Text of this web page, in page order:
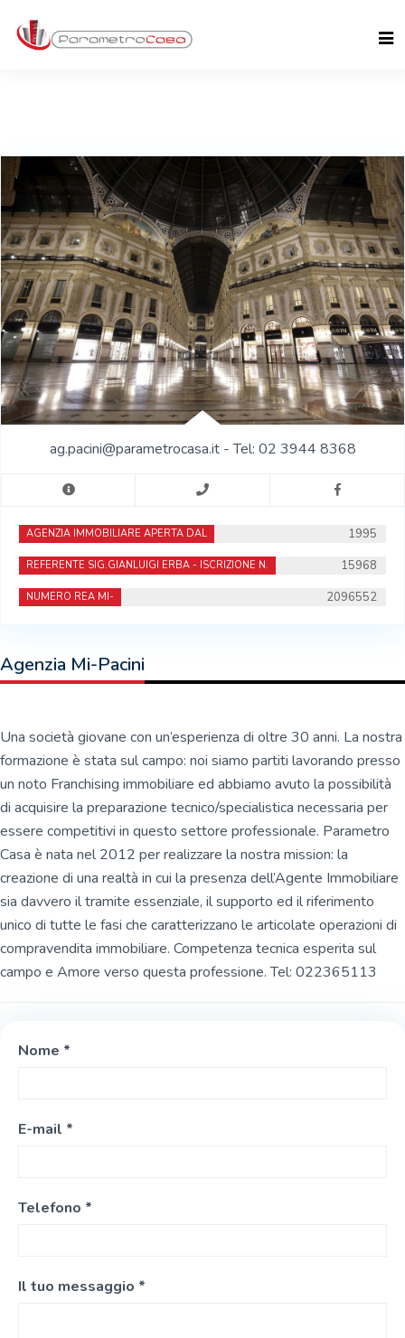
ag.pacini@parametrocasa.it - Tel: 02 3944 8368
AGENZIA IMMOBILIARE APERTA DAL 1995
REFERENTE SIG.GIANLUIGI ERBA - ISCRIZIONE N. 15968
NUMERO REA MI- 2096552
Agenzia Mi-Pacini
Una società giovane con un’esperienza di oltre 30 anni. La nostra
formazione è stata sul campo: noi siamo partiti lavorando presso
un noto Franchising immobiliare ed abbiamo avuto la possibilità
di acquisire la preparazione tecnico/specialistica necessaria per
essere competitivi in questo settore professionale. Parametro
Casa è nata nel 2012 per realizzare la nostra mission: la
creazione di una realtà in cui la presenza dell’Agente Immobiliare
sia davvero il tramite essenziale, il supporto ed il riferimento
unico di tutte le fasi che caratterizzano le articolate operazioni di
compravendita immobiliare. Competenza tecnica esperita sul
campo e Amore verso questa professione. Tel: 022365113
Nome *
E-mail *
Telefono *
Il tuo messaggio *